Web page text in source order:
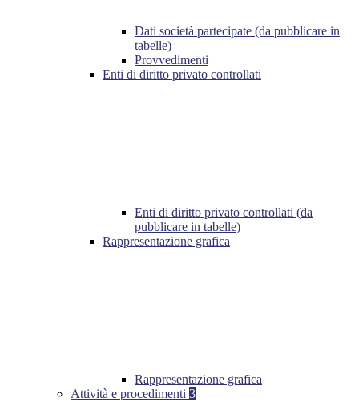
Dati società partecipate (da pubblicare in
tabelle)
Provvedimenti
Enti di diritto privato controllati
Enti di diritto privato controllati (da
pubblicare in tabelle)
Rappresentazione grafica
Rappresentazione grafica
Attività e procedimenti 3